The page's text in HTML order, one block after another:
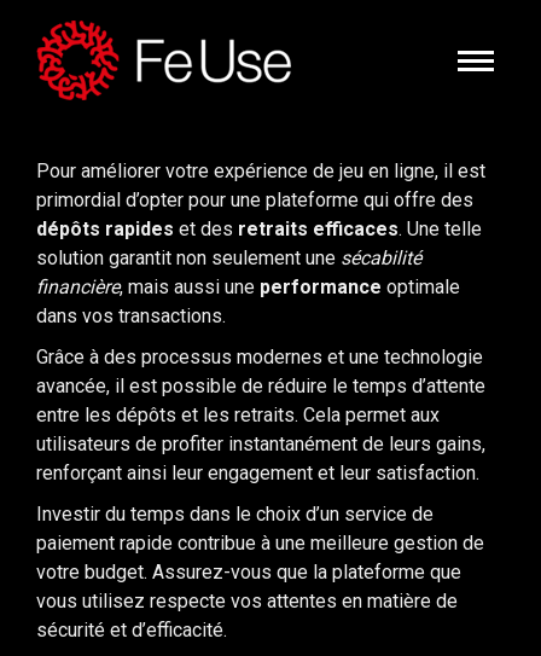
Pour améliorer votre expérience de jeu en ligne, il est
primordial d’opter pour une plateforme qui offre des
dépôts rapides et des retraits efficaces. Une telle
solution garantit non seulement une sécabilité
financière, mais aussi une performance optimale
dans vos transactions.
Grâce à des processus modernes et une technologie
avancée, il est possible de réduire le temps d’attente
entre les dépôts et les retraits. Cela permet aux
utilisateurs de profiter instantanément de leurs gains,
renforçant ainsi leur engagement et leur satisfaction.
Investir du temps dans le choix d’un service de
paiement rapide contribue à une meilleure gestion de
votre budget. Assurez-vous que la plateforme que
vous utilisez respecte vos attentes en matière de
sécurité et d’efficacité.